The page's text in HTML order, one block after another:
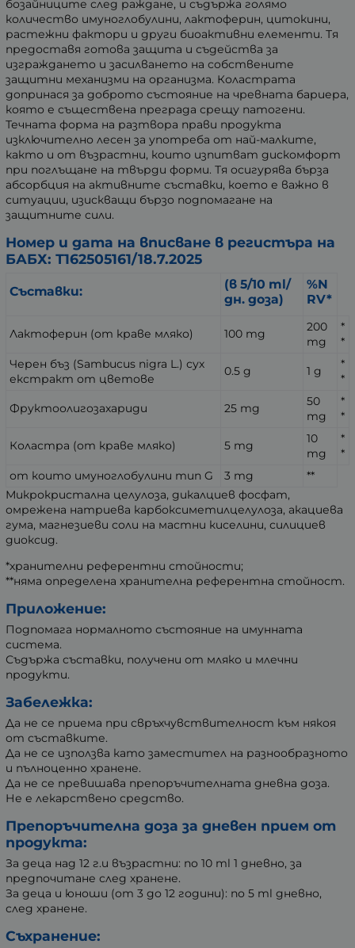
бозайниците след раждане, и съдържа голямо
количество имуноглобулини, лактоферин, цитокини,
растежни фактори и други биоактивни елементи. Тя
предоставя готова защита и съдейства за
изграждането и засилването на собствените
защитни механизми на организма. Коластрата
допринася за доброто състояние на чревната бариера,
която е съществена преграда срещу патогени.
Течната форма на разтвора прави продукта
изключително лесен за употреба от най-малките,
както и от възрастни, които изпитват дискомфорт
при поглъщане на твърди форми. Тя осигурява бърза
абсорбция на активните съставки, което е важно в
ситуации, изискващи бързо подпомагане на
защитните сили.
Номер и дата на вписване в регистъра на
БАБХ: Т162505161/18.7.2025
Съставки:
(в 5/10 ml/
дн. доза)
%N
RV*
Лактоферин (от краве мляко) 100 mg
200
mg
*
*
Черен бъз (Sambucus nigra L.) сух
екстракт от цветове
0.5 g 1 g
*
*
Фруктоолигозахариди 25 mg
50
mg
*
*
Коластра (от краве мляко) 5 mg
10
mg
*
*
от които имуноглобулини тип G
3 mg
**
Микрокристална целулоза, дикалциев фосфат,
омрежена натриева карбоксиметилцелулоза, акациева
гума, магнезиеви соли на мастни киселини, силициев
диоксид.
*хранителни референтни стойности;
**няма определена хранителна референтна стойност.
Приложение:
Подпомага нормалното състояние на имунната
система.
Съдържа съставки, получени от мляко и млечни
продукти.
Забележка:
Да не се приема при свръхчувствителност към някоя
от съставките.
Да не се използва като заместител на разнообразното
и пълноценно хранене.
Да не се превишава препоръчителната дневна доза.
Не е лекарствено средство.
Препоръчителна доза за дневен прием от
продукта:
За деца над 12 г.и възрастни: по 10 ml 1 дневно, за
предпочитане след хранене.
За деца и юноши (от 3 до 12 години): по 5 ml дневно,
след хранене.
Съхранение: